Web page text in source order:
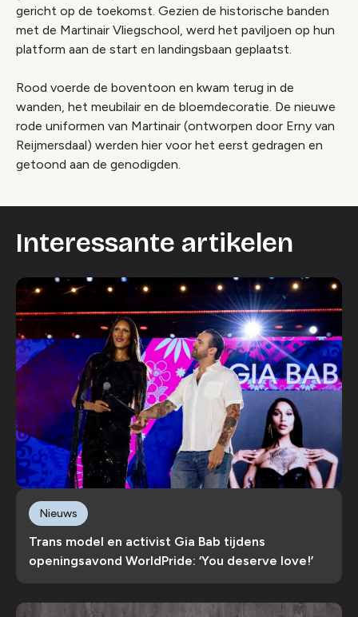
gericht op de toekomst. Gezien de historische banden
met de Martinair Vliegschool, werd het paviljoen op hun
platform aan de start en landingsbaan geplaatst.
Rood voerde de boventoon en kwam terug in de
wanden, het meubilair en de bloemdecoratie. De nieuwe
rode uniformen van Martinair (ontworpen door Erny van
Reijmersdaal) werden hier voor het eerst gedragen en
getoond aan de genodigden.
Interessante artikelen
Trans model en activist Gia Bab tijdens
openingsavond WorldPride: ‘You deserve love!’
Nieuws